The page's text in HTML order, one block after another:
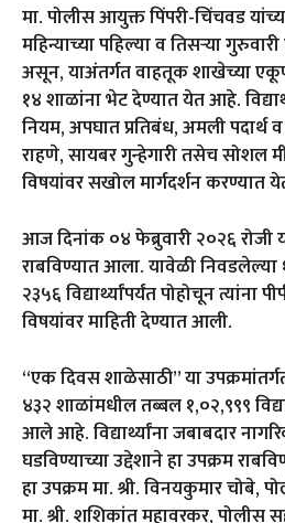
मा. पोलीस आयुक्त पिंपरी-चिंचवड
महिन्याच्या पहिल्या व तिसऱ्या
असून, याअंतर्गत वाहतूक शाखेच्या
१४ शाळांना भेट देण्यात येत आहे.
नियम, अपघात प्रतिबंध, अमली पदार्थ
राहणे, सायबर गुन्हेगारी तसेच सोशल
विषयांवर सखोल मार्गदर्शन करण्यात
आज दिनांक ०४ फेब्रुवारी २०२६ रोजी
राबविण्यात आला. यावेळी
२३५६ विद्यार्थ्यांपर्यंत पोहोचून त्यांना
विषयांवर माहिती देण्यात आली.
“एक दिवस शाळेसाठी” या
४३२ शाळांमधील तब्बल १,०२,९९९
आले आहे. विद्यार्थ्यांना जबाबदार
घडविण्याच्या उद्देशाने हा उपक्रम
हा उपक्रम मा. श्री. विनयकुमार चोबे,
मा. श्री. शशिकांत महावरकर, पोलीस